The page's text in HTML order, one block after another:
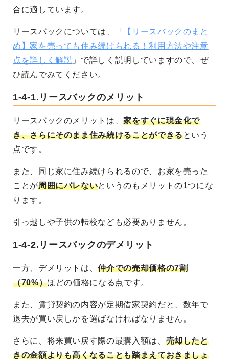
合に適しています。
リースバックについては、「
【リースバックのまと
め】家を売っても住み続けられる！利用方法や注意
点を詳しく解説 」で詳しく説明していますので、ぜ
ひ読んでみてください。
1-4-1. リースバックのメリット
リースバックのメリットは、家をすぐに現金化で
き、さらにそのまま住み続けることができるという
点です。
また、同じ家に住み続けられるので、お家を売った
ことが周囲にバレないというのもメリットの1つにな
ります。
引っ越しや子供の転校なども必要ありません。
1-4-2. リースバックのデメリット
一方、デメリットは、仲介での売却価格の7割
（70%）ほどの価格になる点です。
また、賃貸契約の内容が定期借家契約だと、数年で
退去が買い戻しかを選ばなければなりません。
さらに、将来買い戻す際の最購入額は、 売却したと
きの金額よりも高くなることも踏まえておきましょ